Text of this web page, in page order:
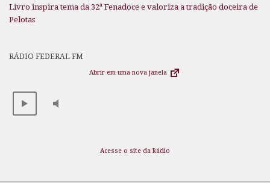
Livro inspira tema da 32ª Fenadoce e valoriza a tradição doceira de
Pelotas
RÁDIO FEDERAL FM
Abrir em uma nova janela
Acesse o site da Rádio